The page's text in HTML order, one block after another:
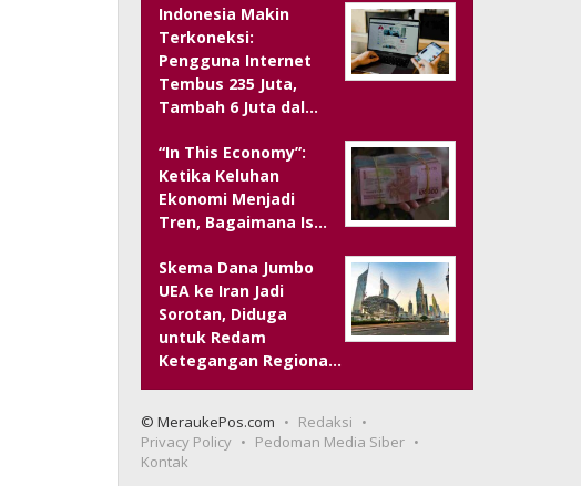
Indonesia Makin
Terkoneksi:
Pengguna Internet
Tembus 235 Juta,
Tambah 6 Juta dal…
“In This Economy”:
Ketika Keluhan
Ekonomi Menjadi
Tren, Bagaimana Is…
Skema Dana Jumbo
UEA ke Iran Jadi
Sorotan, Diduga
untuk Redam
Ketegangan Regiona…
© MeraukePos.com
Redaksi
Privacy Policy
Pedoman Media Siber
Kontak